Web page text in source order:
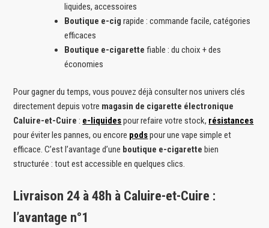
liquides, accessoires
Boutique e-cig rapide : commande facile, catégories
efficaces
Boutique e-cigarette fiable : du choix + des
économies
Pour gagner du temps, vous pouvez déjà consulter nos univers clés
directement depuis votre magasin de cigarette électronique
Caluire-et-Cuire : e-liquidespour refaire votre stock, résistances
pour éviter les pannes, ou encore podspour une vape simple et
efficace. C’est l’avantage d’une boutique e-cigarette bien
structurée : tout est accessible en quelques clics.
Livraison 24 à 48h à Caluire-et-Cuire :
l’avantage n°1